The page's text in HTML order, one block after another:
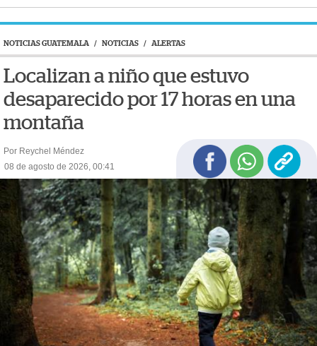
NOTICIAS GUATEMALA / NOTICIAS / ALERTAS
Localizan a niño que estuvo
desaparecido por 17 horas en una
montaña
Por Reychel Méndez
08 de agosto de 2026, 00:41